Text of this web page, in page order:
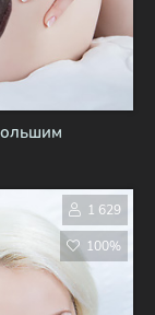
1 629
100%